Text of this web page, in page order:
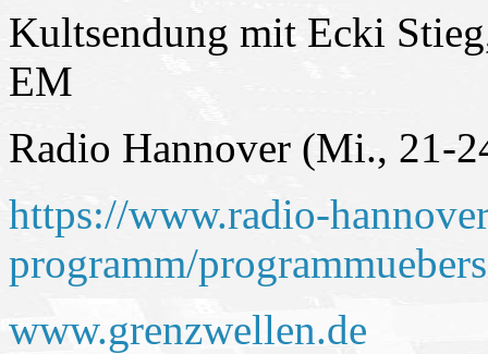
Kultsendung mit Ecki
EM
Radio Hannover (Mi., 21-
https://www.radio-
programm/
www.grenzwellen.de